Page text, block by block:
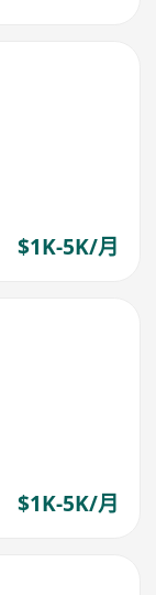
$1K-5K/月
$1K-5K/月